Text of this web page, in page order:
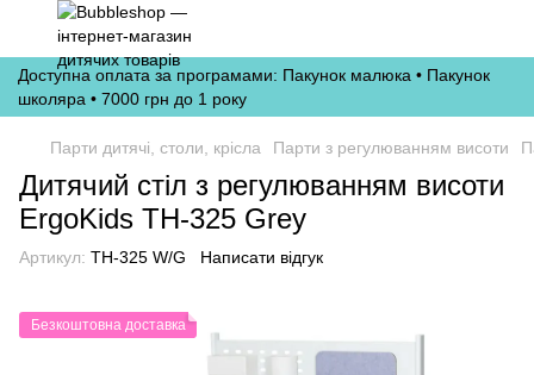
Доступна оплата за програмами: Пакунок малюка • Пакунок
школяра • 7000 грн до 1 року
Парти дитячі, столи, крісла Парти з регулюванням висоти
Дитячий стіл з регулюванням висоти
ErgoKids TH-325 Grey
Артикул: TH-325 W/G Написати відгук
Безкоштовна доставка